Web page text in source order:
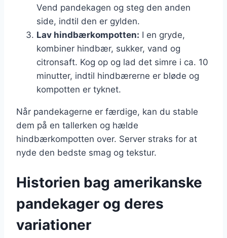
Vend pandekagen og steg den anden
side, indtil den er gylden.
Lav hindbærkompotten: I en gryde,
kombiner hindbær, sukker, vand og
citronsaft. Kog op og lad det simre i ca. 10
minutter, indtil hindbærerne er bløde og
kompotten er tyknet.
Når pandekagerne er færdige, kan du stable
dem på en tallerken og hælde
hindbærkompotten over. Server straks for at
nyde den bedste smag og tekstur.
Historien bag amerikanske
pandekager og deres
variationer